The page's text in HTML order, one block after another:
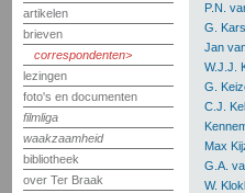
artikelen
brieven
correspondenten
lezingen
foto's en documenten
filmliga
waakzaamheid
bibliotheek
over Ter Braak
P.N.
G.
Jan
W.J.J.
G.
C.J.
Max
G.A.
W.